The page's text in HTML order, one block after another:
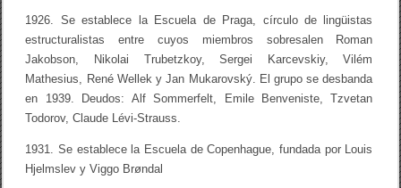
1926. Se establece la Escuela de Praga, círculo de lingüistas
estructuralistas entre cuyos miembros sobresalen Roman
Jakobson, Nikolai Trubetzkoy, Sergei Karcevskiy, Vilém
Mathesius, René Wellek y Jan Mukarovský. El grupo se desbanda
en 1939. Deudos: Alf Sommerfelt, Emile Benveniste, Tzvetan
Todorov, Claude Lévi-Strauss.
1931. Se establece la Escuela de Copenhague, fundada por Louis
Hjelmslev y Viggo Brøndal